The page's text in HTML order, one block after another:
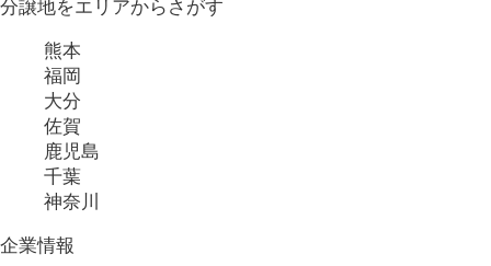
分譲地をエリアからさがす
熊本
福岡
大分
佐賀
鹿児島
千葉
神奈川
企業情報